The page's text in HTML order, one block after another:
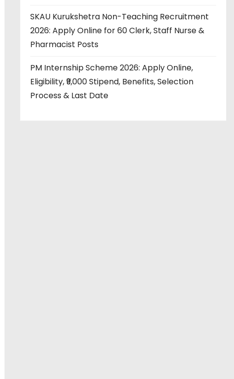
SKAU Kurukshetra Non-Teaching Recruitment
2026: Apply Online for 60 Clerk, Staff Nurse &
Pharmacist Posts
PM Internship Scheme 2026: Apply Online,
Eligibility, ₹9,000 Stipend, Benefits, Selection
Process & Last Date